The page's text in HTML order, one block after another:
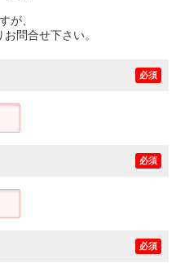
が、
問合せ下さい。
必須
必須
必須